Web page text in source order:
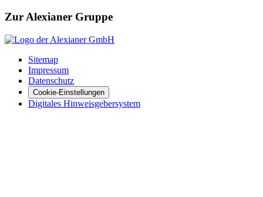
Zur Alexianer Gruppe
Sitemap
Impressum
Datenschutz
Cookie-Einstellungen
Digitales Hinweisgebersystem